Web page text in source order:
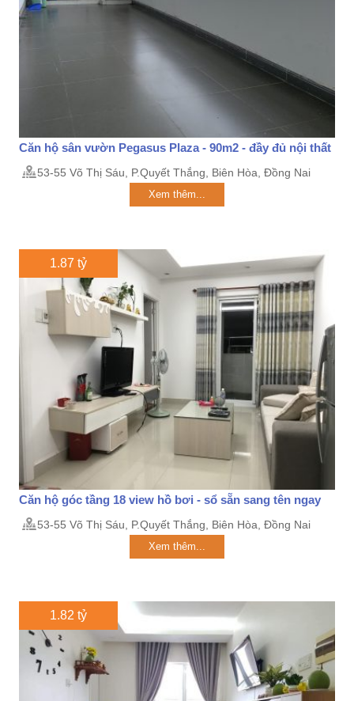
Căn hộ sân vườn Pegasus Plaza - 90m2 - đầy đủ nội thất
53-55 Võ Thị Sáu, P.Quyết Thắng, Biên Hòa, Đồng Nai
Xem thêm...
1.87 tỷ
Căn hộ góc tầng 18 view hồ bơi - sổ sẵn sang tên ngay
53-55 Võ Thị Sáu, P.Quyết Thắng, Biên Hòa, Đồng Nai
Xem thêm...
1.82 tỷ